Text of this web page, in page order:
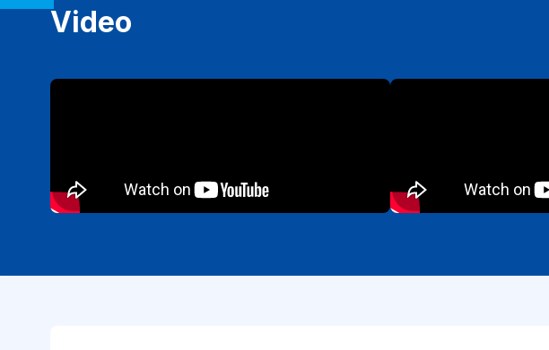
Video